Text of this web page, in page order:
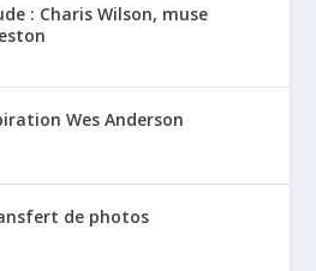
: Charis Wilson, muse
Wes Anderson
de photos